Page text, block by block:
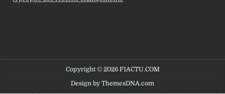
Copyright © 2026 F1ACTU.COM
Design by ThemesDNA.com